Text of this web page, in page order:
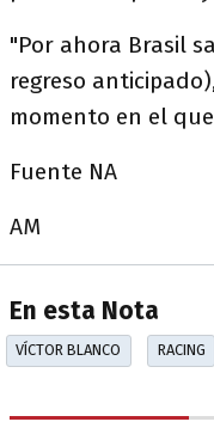
"Por ahora Brasil
regreso
momento en el
Fuente NA
AM
En esta Nota
VÍCTOR BLANCO RACING